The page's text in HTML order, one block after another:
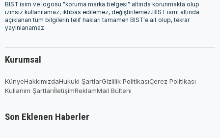
BIST isim ve logosu "koruma marka belgesi" altında korunmakta olup
izinsiz kullanılamaz, iktibas edilemez, değiştirilemez.BIST ismi altında
açıklanan tüm bilgilerin telif hakları tamamen BIST'e ait olup, tekrar
yayınlanamaz.
Kurumsal
KünyeHakkımızdaHukuki ŞartlarGizlilik PolitikasıÇerez Politikası
Kullanım ŞartlarıİletişimReklamMail Bülteni
Son Eklenen Haberler